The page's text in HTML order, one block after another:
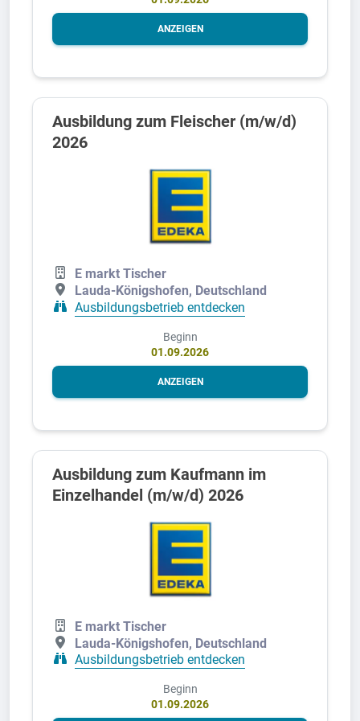
ANZEIGEN
Ausbildung zum Fleischer (m/w/d)
2026
E markt Tischer
Lauda-Königshofen, Deutschland
Ausbildungsbetrieb entdecken
Beginn
01.09.2026
ANZEIGEN
Ausbildung zum Kaufmann im
Einzelhandel (m/w/d) 2026
E markt Tischer
Lauda-Königshofen, Deutschland
Ausbildungsbetrieb entdecken
Beginn
01.09.2026